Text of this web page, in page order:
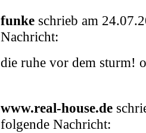
funke schrieb am
Nachricht:
die ruhe vor dem sturm!
www.real-house.de
folgende Nachricht: